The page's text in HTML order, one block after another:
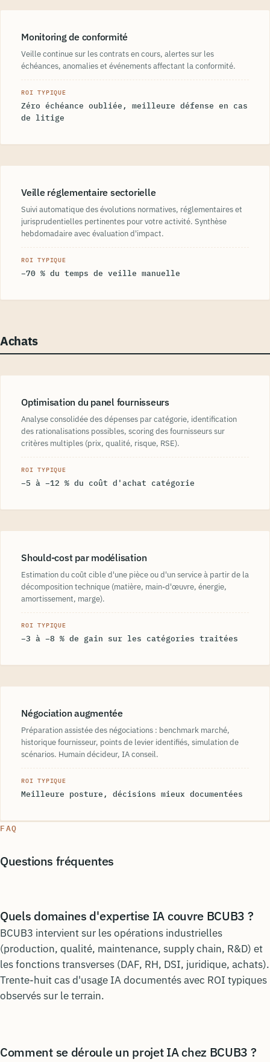
Monitoring de conformité
Veille continue sur les contrats en cours, alertes sur les
échéances, anomalies et événements affectant la conformité.
ROI TYPIQUE
Zéro échéance oubliée, meilleure défense en cas
de litige
Veille réglementaire sectorielle
Suivi automatique des évolutions normatives, réglementaires et
jurisprudentielles pertinentes pour votre activité. Synthèse
hebdomadaire avec évaluation d'impact.
ROI TYPIQUE
−70 % du temps de veille manuelle
Achats
Optimisation du panel fournisseurs
Analyse consolidée des dépenses par catégorie, identification
des rationalisations possibles, scoring des fournisseurs sur
critères multiples (prix, qualité, risque, RSE).
ROI TYPIQUE
−5 à −12 % du coût d'achat catégorie
Should-cost par modélisation
Estimation du coût cible d'une pièce ou d'un service à partir de la
décomposition technique (matière, main-d'œuvre, énergie,
amortissement, marge).
ROI TYPIQUE
−3 à −8 % de gain sur les catégories traitées
Négociation augmentée
Préparation assistée des négociations : benchmark marché,
historique fournisseur, points de levier identifiés, simulation de
scénarios. Humain décideur, IA conseil.
ROI TYPIQUE
Meilleure posture, décisions mieux documentées
FAQ
Questions fréquentes
Quels domaines d'expertise IA couvre BCUB3 ?
BCUB3 intervient sur les opérations industrielles
(production, qualité, maintenance, supply chain, R&D) et
les fonctions transverses (DAF, RH, DSI, juridique, achats).
Trente-huit cas d'usage IA documentés avec ROI typiques
observés sur le terrain.
Comment se déroule un projet IA chez BCUB3 ?